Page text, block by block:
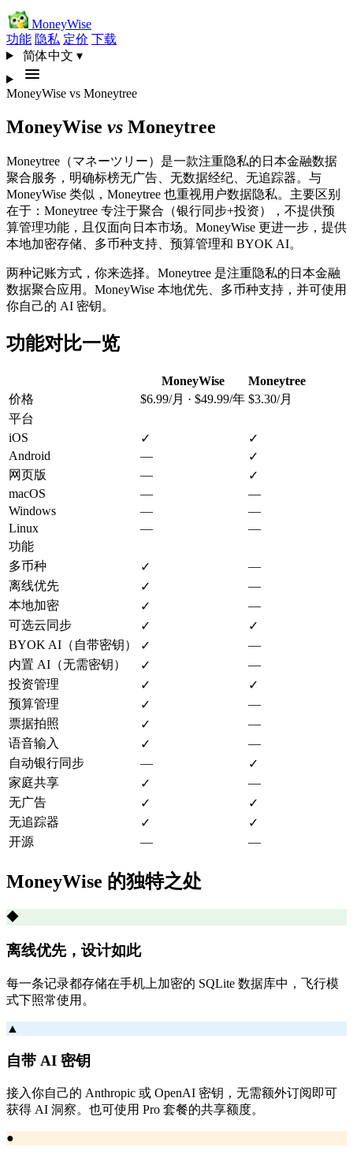
MoneyWise
功能 隐私 定价 下载
简体中文 ▾
MoneyWise vs Moneytree
MoneyWise vs Moneytree
Moneytree（マネーツリー）是一款注重隐私的日本金融数据
聚合服务，明确标榜无广告、无数据经纪、无追踪器。与
MoneyWise 类似，Moneytree 也重视用户数据隐私。主要区别
在于：Moneytree 专注于聚合（银行同步+投资），不提供预
算管理功能，且仅面向日本市场。MoneyWise 更进一步，提供
本地加密存储、多币种支持、预算管理和 BYOK AI。
两种记账方式，你来选择。Moneytree 是注重隐私的日本金融
数据聚合应用。MoneyWise 本地优先、多币种支持，并可使用
你自己的 AI 密钥。
功能对比一览
MoneyWise
Moneytree
价格
$6.99/月 · $49.99/年 $3.30/月
平台
iOS
✓
✓
Android
—
✓
网页版
—
✓
macOS
—
—
Windows
—
—
Linux
—
—
功能
多币种
✓
—
离线优先
✓
—
本地加密
✓
—
可选云同步
✓
✓
BYOK AI（自带密钥）
✓
—
内置 AI（无需密钥）
✓
—
投资管理
✓
✓
预算管理
✓
—
票据拍照
✓
—
语音输入
✓
—
自动银行同步
—
✓
家庭共享
✓
—
无广告
✓
✓
无追踪器
✓
✓
开源
— —
MoneyWise 的独特之处
◆
离线优先，设计如此
每一条记录都存储在手机上加密的 SQLite 数据库中，飞行模
式下照常使用。
▲
自带 AI 密钥
接入你自己的 Anthropic 或 OpenAI 密钥，无需额外订阅即可
获得 AI 洞察。也可使用 Pro 套餐的共享额度。
●